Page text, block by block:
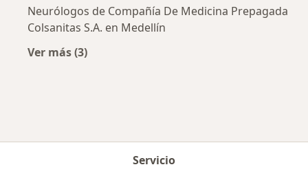
Neurólogos de Compañía De Medicina Prepagada
Colsanitas S.A. en Medellín
Ver más (3)
Servicio